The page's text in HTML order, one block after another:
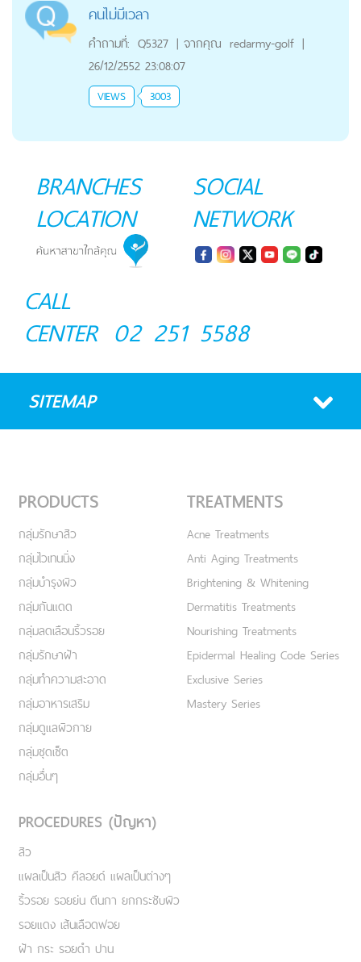
คนไม่มีเวลา
คำถามที่: Q5327 | จากคุณ redarmy-golf |
26/12/2552 23:08:07
VIEWS 3003
BRANCHES
LOCATION
SOCIAL
NETWORK
CALL
CENTER 02 251 5588
SITEMAP
PRODUCTS
กลุ่มรักษาสิว
กลุ่มไวเทนนิ่ง
กลุ่มบำรุงผิว
กลุ่มกันแดด
กลุ่มลดเลือนริ้วรอย
กลุ่มรักษาฝ้า
กลุ่มทำความสะอาด
กลุ่มอาหารเสริม
กลุ่มดูแลผิวกาย
กลุ่มชุดเซ็ต
กลุ่มอื่นๆ
TREATMENTS
Acne Treatments
Anti Aging Treatments
Brightening & Whitening
Dermatitis Treatments
Nourishing Treatments
Epidermal Healing Code Series
Exclusive Series
Mastery Series
PROCEDURES (ปัญหา)
สิว
แผลเป็นสิว คีลอยด์ แผลเป็นต่างๆ
ริ้วรอย รอยย่น ตีนกา ยกกระชับผิว
รอยแดง เส้นเลือดฟอย
ฝ้า กระ รอยดำ ปาน